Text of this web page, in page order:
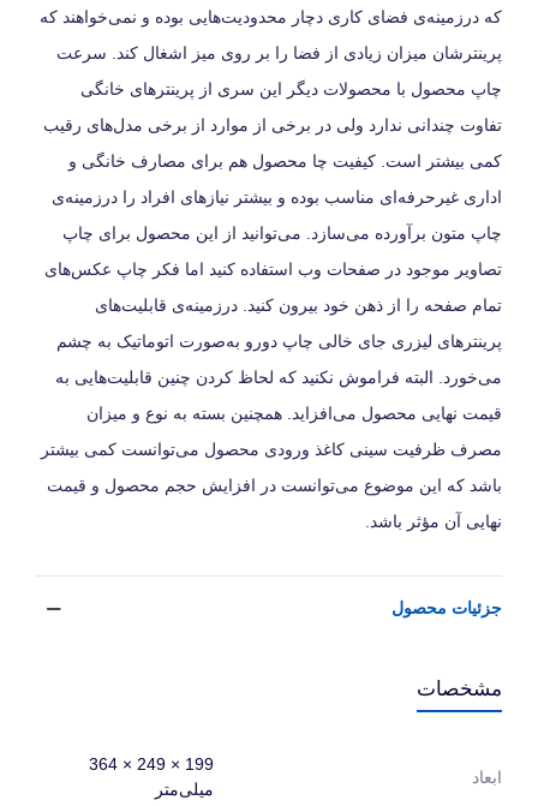
که درزمینه‌ی فضای کاری دچار محدودیت‌هایی بوده و نمی‌خواهند که
پرینترشان میزان زیادی از فضا را بر روی میز اشغال کند. سرعت
چاپ محصول با محصولات دیگر این سری از پرینترهای خانگی
تفاوت چندانی ندارد ولی در برخی از موارد از برخی مدل‌های رقیب
کمی بیشتر است. کیفیت چا محصول هم برای مصارف خانگی و
اداری غیرحرفه‌ای مناسب بوده و بیشتر نیازهای افراد را درزمینه‌ی
چاپ متون برآورده می‌سازد. می‌توانید از این محصول برای چاپ
تصاویر موجود در صفحات وب استفاده کنید اما فکر چاپ عکس‌های
تمام صفحه را از ذهن خود بیرون کنید. درزمینه‌ی قابلیت‌های
پرینترهای لیزری جای خالی چاپ دورو به‌صورت اتوماتیک به چشم
می‌خورد. البته فراموش نکنید که لحاظ کردن چنین قابلیت‌هایی به
قیمت نهایی محصول می‌افزاید. همچنین بسته به نوع و میزان
مصرف ظرفیت سینی کاغذ ورودی محصول می‌توانست کمی بیشتر
باشد که این موضوع می‌توانست در افزایش حجم محصول و قیمت
نهایی آن مؤثر باشد.
جزئیات محصول
مشخصات
ابعاد
199 × 249 × 364
میلی‌متر